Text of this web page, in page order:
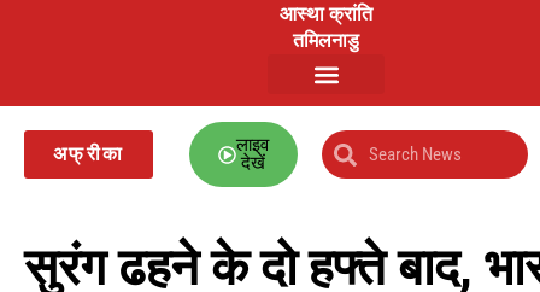
आस्था क्रांति
तमिलनाडु
अफ्रीका
लाइव
देखें
सुरंग ढहने के दो हफ्ते बाद,